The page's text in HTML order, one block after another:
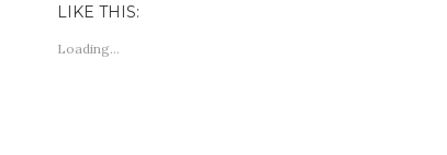
LIKE THIS:
Loading...